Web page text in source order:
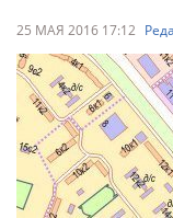
25 МАЯ 2016 17:12